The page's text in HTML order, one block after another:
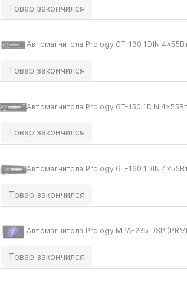
Товар закончился
Автомагнитола Prology GT-130 1DIN
Товар закончился
Автомагнитола Prology GT-150 1DIN 4x55Вт
Товар закончился
Автомагнитола Prology GT-160 1DIN
Товар закончился
Автомагнитола Prology MPA-235 DSP
Товар закончился